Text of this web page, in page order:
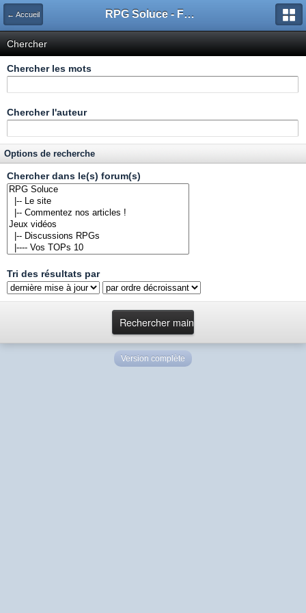
← Accueil RPG Soluce - Forum
Chercher
Chercher les mots
Chercher l'auteur
Options de recherche
Chercher dans le(s) forum(s)
Tri des résultats par
Version complète